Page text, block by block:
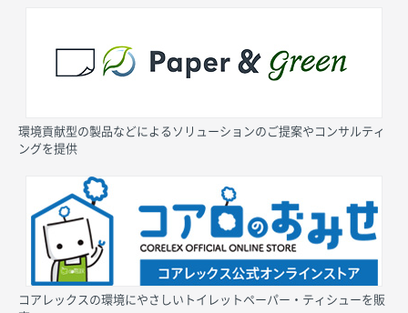
環境貢献型の製品などによるソリューションのご提案やコンサルティ
ングを提供
コアレックスの環境にやさしいトイレットペーパー・ティシューを販